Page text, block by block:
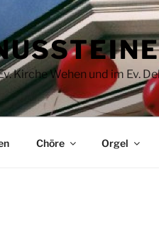
Kirche Wehen und im Ev.
Chöre Orgel